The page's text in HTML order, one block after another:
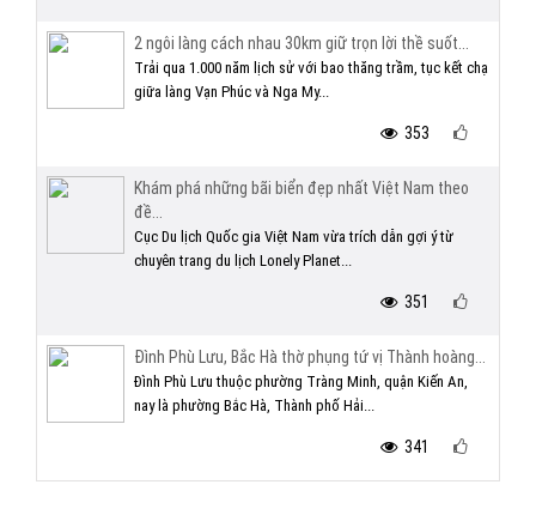
2 ngôi làng cách nhau 30km giữ trọn lời thề suốt...
Trải qua 1.000 năm lịch sử với bao thăng trầm, tục kết chạ
giữa làng Vạn Phúc và Nga My...
353
Khám phá những bãi biển đẹp nhất Việt Nam theo
đề...
Cục Du lịch Quốc gia Việt Nam vừa trích dẫn gợi ý từ
chuyên trang du lịch Lonely Planet...
351
Đình Phù Lưu, Bắc Hà thờ phụng tứ vị Thành hoàng...
Đình Phù Lưu thuộc phường Tràng Minh, quận Kiến An,
nay là phường Bắc Hà, Thành phố Hải...
341